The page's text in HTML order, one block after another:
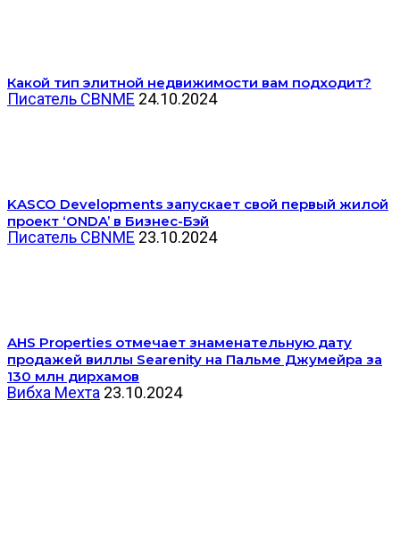
Какой тип элитной недвижимости вам подходит?
Писатель CBNME 24.10.2024
KASCO Developments запускает свой первый жилой
проект ‘ONDA’ в Бизнес-Бэй
Писатель CBNME 23.10.2024
AHS Properties отмечает знаменательную дату
продажей виллы Searenity на Пальме Джумейра за
130 млн дирхамов
Вибха Мехта 23.10.2024